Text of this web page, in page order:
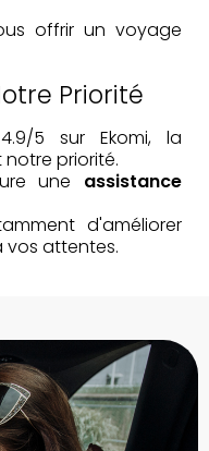
offrir un voyage
Priorité
5 sur Ekomi, la
priorité.
une assistance
d'améliorer
vos attentes.